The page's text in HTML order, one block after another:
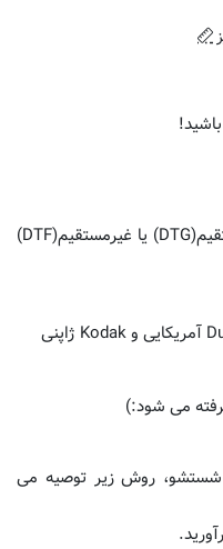
روش چاپ: بسته به طرح چاپ مستقیم(DTG) یا غیرمستقیم(DTF)
می شود:)
روش زیر توصیه می